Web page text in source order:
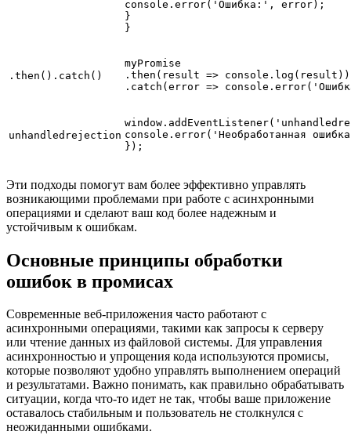
console.error('Ошибка:', error);
}
.then().catch()
myPromise
.then(result => console.log(result))
unhandledrejection console.error('Необработанная
Эти подходы помогут вам более эффективно управлять
возникающими проблемами при работе с асинхронными
операциями и сделают ваш код более надежным и
устойчивым к ошибкам.
Основные принципы обработки
ошибок в промисах
Современные веб-приложения часто работают с
асинхронными операциями, такими как запросы к серверу
или чтение данных из файловой системы. Для управления
асинхронностью и упрощения кода используются промисы,
которые позволяют удобно управлять выполнением операций
и результатами. Важно понимать, как правильно обрабатывать
ситуации, когда что-то идет не так, чтобы ваше приложение
оставалось стабильным и пользователь не столкнулся с
неожиданными ошибками.